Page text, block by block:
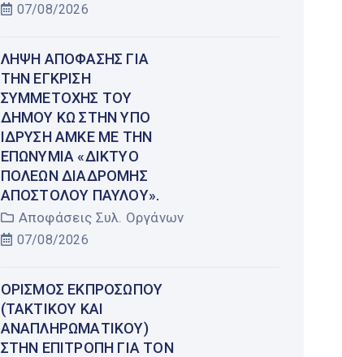
07/08/2026
ΛΉΨΗ ΑΠΌΦΑΣΗΣ ΓΙΑ
ΤΗΝ ΈΓΚΡΙΣΗ
ΣΥΜΜΕΤΟΧΉΣ ΤΟΥ
ΔΉΜΟΥ ΚΩ ΣΤΗΝ ΥΠΌ
ΊΔΡΥΣΗ ΑΜΚΕ ΜΕ ΤΗΝ
ΕΠΩΝΥΜΊΑ «ΔΊΚΤΥΟ
ΠΌΛΕΩΝ ΔΙΑΔΡΟΜΉΣ
ΑΠΟΣΤΌΛΟΥ ΠΑΎΛΟΥ».
Αποφάσεις Συλ. Οργάνων
07/08/2026
ΟΡΙΣΜΌΣ ΕΚΠΡΟΣΏΠΟΥ
(ΤΑΚΤΙΚΟΎ ΚΑΙ
ΑΝΑΠΛΗΡΩΜΑΤΙΚΟΎ)
ΣΤΗΝ ΕΠΙΤΡΟΠΉ ΓΙΑ ΤΟΝ